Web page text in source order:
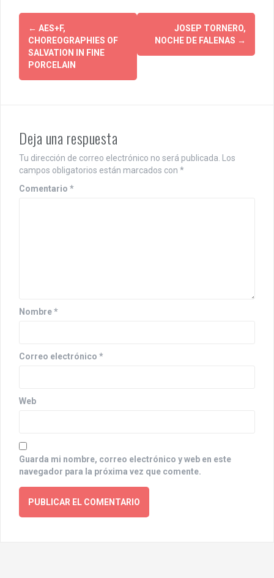
s
a
v
i
n
← AES+F,
CHOREOGRAPHIES OF
SALVATION IN FINE
PORCELAIN
JOSEP TORNERO,
NOCHE DE FALENAS →
Deja una respuesta
Tu dirección de correo electrónico no será publicada. Los
campos obligatorios están marcados con *
Comentario *
Nombre*
Correo electrónico *
Web
Guarda mi nombre, correo electrónico y web en este
navegador para la próxima vez que comente.